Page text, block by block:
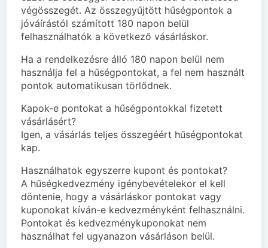
végösszegét. Az összegyűjtött hűségpontok a
jóváírástól számított 180 napon belül
felhasználhatók a következő vásárláskor.
Ha a rendelkezésre álló 180 napon belül nem
használja fel a hűségpontokat, a fel nem használt
pontok automatikusan törlődnek.
Kapok-e pontokat a hűségpontokkal fizetett
vásárlásért?
Igen, a vásárlás teljes összegéért hűségpontokat
kap.
Használhatok egyszerre kupont és pontokat?
A hűségkedvezmény igénybevételekor el kell
döntenie, hogy a vásárláskor pontokat vagy
kuponokat kíván-e kedvezményként felhasználni.
Pontokat és kedvezménykuponokat nem
használhat fel ugyanazon vásárláson belül.